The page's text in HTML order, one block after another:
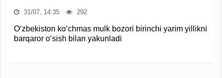
31/07, 14:35 292
O‘zbekiston ko‘chmas mulk bozori birinchi yarim yillikni
barqaror o‘sish bilan yakunladi